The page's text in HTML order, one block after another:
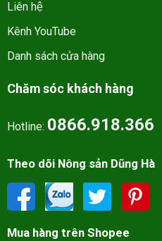
Liên hệ
Kênh YouTube
Danh sách cửa hàng
Chăm sóc khách hàng
Hotline: 0866.918.366
Theo dõi Nông sản Dũng Hà
Mua hàng trên Shopee